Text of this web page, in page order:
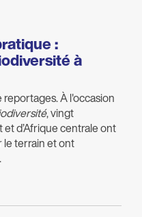
:
à
À l'occasion
, vingt
d’Afrique centrale ont
le terrain et ont